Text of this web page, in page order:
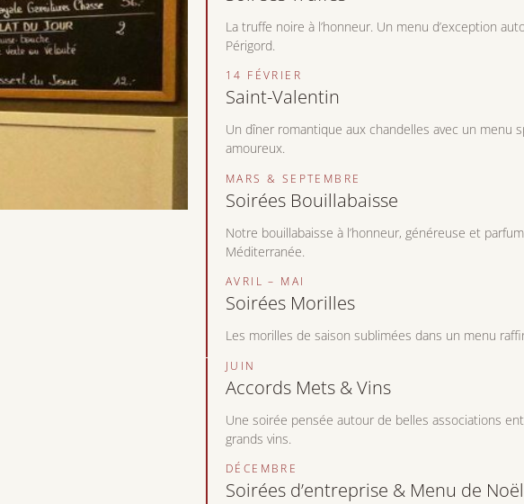
La truffe noire à l’honneur. Un menu d’exception
Périgord.
14 FÉVRIER
Saint-Valentin
Un dîner romantique aux chandelles avec un menu
amoureux.
MARS & SEPTEMBRE
Soirées Bouillabaisse
Notre bouillabaisse à l’honneur, généreuse et
Méditerranée.
AVRIL – MAI
Soirées Morilles
Les morilles de saison sublimées dans un menu
JUIN
Accords Mets & Vins
Une soirée pensée autour de belles associations
grands vins.
DÉCEMBRE
Soirées d’entreprise & Menu de